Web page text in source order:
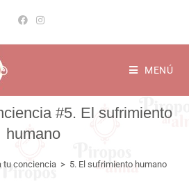
MENÚ
5. El sufrimiento
humano
tu conciencia > 5. El sufrimiento humano